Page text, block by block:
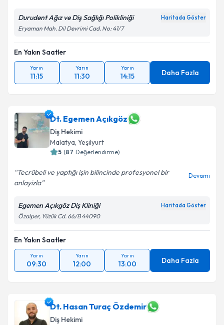
Durudent Ağız ve Diş Sağlığı Polikliniği Haritada Göster
Eryaman Mah. Dil Devrimi Cad. No: 41/7
En Yakın Saatler
Yarın
11:15
Yarın
11:30
Yarın
14:15 Daha Fazla
Dt. Egemen Açıkgöz
Diş Hekimi
Malatya, Yeşilyurt
5 (87 Değerlendirme)
Tecrübeli ve yaptığı işin bilincinde profesyonel bir
anlayizla
Devamı
Egemen Açıkgöz Diş Kliniği Haritada Göster
Özalper, Yüzük Cd. 66/B 44090
En Yakın Saatler
Yarın
09:30
Yarın
12:00
Yarın
13:00 Daha Fazla
Dt. Hasan Turaç Özdemir
Diş Hekimi